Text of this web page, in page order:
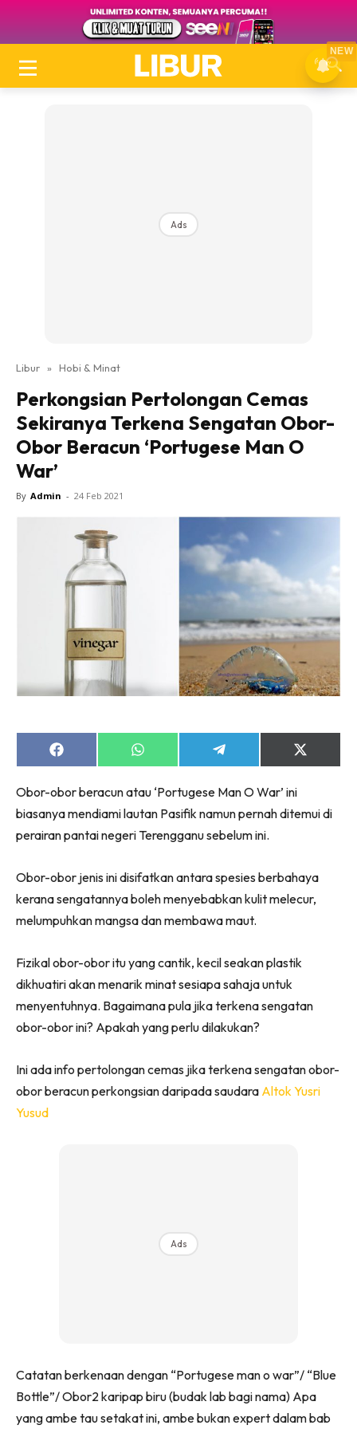
Ads
Libur » Hobi & Minat
Perkongsian Pertolongan Cemas
Sekiranya Terkena Sengatan Obor-
Obor Beracun ‘Portugese Man O
War’
By Admin - 24 Feb 2021
Share
on
Share
on
Share
on
Share
on
Obor-obor beracun atau ‘Portugese Man O War’ ini
biasanya mendiami lautan Pasifik namun pernah ditemui di
perairan pantai negeri Terengganu sebelum ini.
Obor-obor jenis ini disifatkan antara spesies berbahaya
kerana sengatannya boleh menyebabkan kulit melecur,
melumpuhkan mangsa dan membawa maut.
Fizikal obor-obor itu yang cantik, kecil seakan plastik
dikhuatiri akan menarik minat sesiapa sahaja untuk
menyentuhnya. Bagaimana pula jika terkena sengatan
obor-obor ini? Apakah yang perlu dilakukan?
Ini ada info pertolongan cemas jika terkena sengatan obor-
obor beracun perkongsian daripada saudara Altok Yusri
Yusud
Ads
Catatan berkenaan dengan “Portugese man o war”/ “Blue
Bottle”/ Obor2 karipap biru (budak lab bagi nama) Apa
yang ambe tau setakat ini, ambe bukan expert dalam bab
NEW